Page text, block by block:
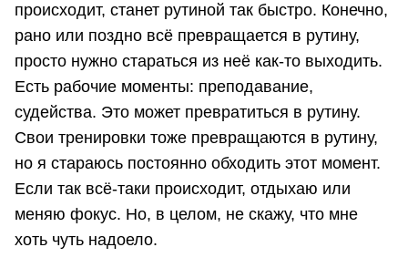
происходит, станет рутиной так быстро. Конечно,
рано или поздно всё превращается в рутину,
просто нужно стараться из неё как-то выходить.
Есть рабочие моменты: преподавание,
судейства. Это может превратиться в рутину.
Свои тренировки тоже превращаются в рутину,
но я стараюсь постоянно обходить этот момент.
Если так всё-таки происходит, отдыхаю или
меняю фокус. Но, в целом, не скажу, что мне
хоть чуть надоело.